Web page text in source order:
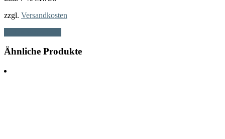
zzgl. Versandkosten
Ähnliche Produkte